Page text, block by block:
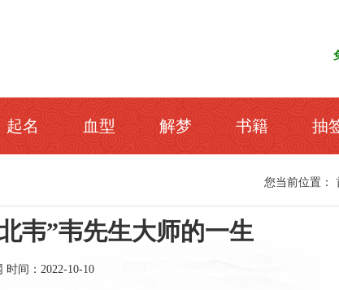
起名 血型 解梦 书籍 抽
您当前位置：
韦”韦先生大师的一生
时间：2022-10-10